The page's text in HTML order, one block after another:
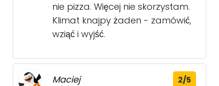
nie pizza. Więcej nie skorzystam.
Klimat knajpy żaden - zamówić,
wziąć i wyjść.
Maciej 2/5